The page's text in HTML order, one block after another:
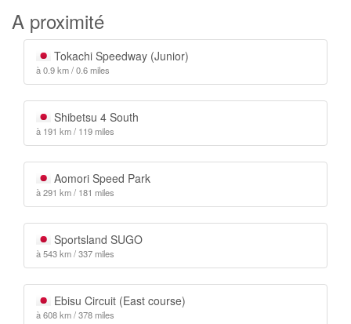
A proximité
Tokachi Speedway (Junior)
à 0.9 km / 0.6 miles
Shibetsu 4 South
à 191 km / 119 miles
Aomori Speed Park
à 291 km / 181 miles
Sportsland SUGO
à 543 km / 337 miles
Ebisu Circuit (East course)
à 608 km / 378 miles